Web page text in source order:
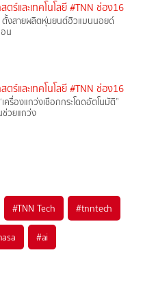
ร์และเทคโนโลยี #TNN ช่อง16
งสายผลิตหุ่นยนต์ฮิวแมนนอยด์
น
ร์และเทคโนโลยี #TNN ช่อง16
ครื่องแกว่งเชือกกระโดดอัตโนมัติ”
ช่วยแกว่ง
#TNN Tech #tnntech
#ai